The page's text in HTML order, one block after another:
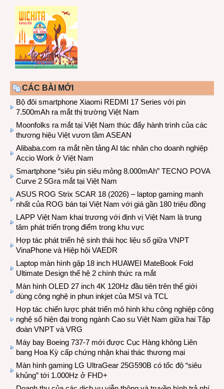
CÁC BÀI MỚI
Bộ đôi smartphone Xiaomi REDMI 17 Series với pin
7.500mAh ra mắt thị trường Việt Nam
Moonfolks ra mắt tại Việt Nam thúc đẩy hành trình của các
thương hiệu Việt vươn tầm ASEAN
Alibaba.com ra mắt nền tảng AI tác nhân cho doanh nghiệp
Accio Work ở Việt Nam
Smartphone “siêu pin siêu mỏng 8.000mAh” TECNO POVA
Curve 2 5Gra mắt tại Việt Nam
ASUS ROG Strix SCAR 18 (2026) – laptop gaming mạnh
nhất của ROG bán tại Việt Nam với giá gần 180 triệu đồng
LAPP Việt Nam khai trương với định vị Việt Nam là trung
tâm phát triển trọng điểm trong khu vực
Hợp tác phát triển hệ sinh thái học liệu số giữa VNPT
VinaPhone và Hiệp hội VAEDR
Laptop màn hình gập 18 inch HUAWEI MateBook Fold
Ultimate Design thế hệ 2 chính thức ra mắt
Màn hình OLED 27 inch 4K 120Hz đầu tiên trên thế giới
dùng công nghệ in phun inkjet của MSI và TCL
Hợp tác chiến lược phát triển mô hình khu công nghiệp công
nghệ số hiện đại trong ngành Cao su Việt Nam giữa hai Tập
đoàn VNPT và VRG
Máy bay Boeing 737-7 mới được Cục Hàng không Liên
bang Hoa Kỳ cấp chứng nhận khai thác thương mại
Màn hình gaming LG UltraGear 25G590B có tốc độ “siêu
khủng” tới 1.000Hz ở FHD+